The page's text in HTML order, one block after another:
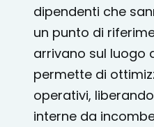
dipendenti che
un punto di
arrivano sul luogo
permette di
operativi,
interne da